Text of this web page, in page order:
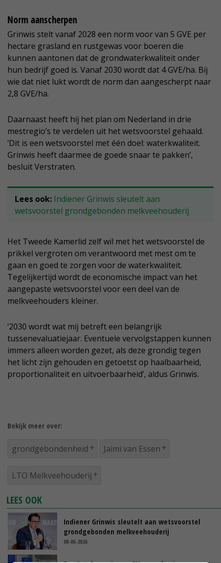
Norm aanscherpen
Grinwis stelt vanaf 2028 een norm voor van 5 GVE per
hectare grasland en rustgewas voor boeren die
kunnen aantonen dat de grondwaterkwaliteit onder
hun bedrijf goed is. Vanaf 2030 wordt dat 4 GVE/ha. Bij
wie dat niet lukt wordt de norm dan aangescherpt naar
2,8 GVE/ha.
Daarnaast heeft hij het plan om Nederland in drie
mestregio’s te verdelen uit het wetsvoorstel gehaald.
‘Dit is een wetsvoorstel met één doel: waterkwaliteit.
Grinwis heeft daarmee de goede snaar te pakken’,
besluit Verstraten.
Lees ook: Indiener Grinwis sleutelt aan
wetsvoorstel grondgebonden melkveehouderij
Het Tweede Kamerlid zelf wil met het wetsvoorstel de
prikkel vergroten om verantwoord met mest om te
gaan en goed te zorgen voor de waterkwaliteit.
Tegelijkertijd wordt de economische impact van het
aangepaste wetsvoorstel voor een deel van de
melkveehouders kleiner.
‘2030 wordt wat mij betreft een belangrijk
tussenevaluatiejaar. Eventuele vervolgstappen kunnen
immers alleen worden gezet, als deze grondig tegen
het licht zijn gehouden en getoetst op haalbaarheid,
proportionaliteit en uitvoerbaarheid’, aldus Grinwis.
Bekijk meer over:
grondgebondenheid Jaimi van Essen
LTO Melkveehouderij
LEES OOK
Indiener Grinwis sleutelt aan wetsvoorstel
grondgebonden melkveehouderij
08-06-2026